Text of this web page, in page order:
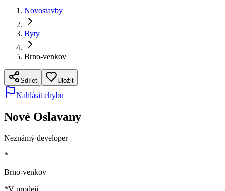
Novostavby
Byty
Brno-venkov
Sdílet Uložit
Nahlásit chybu
Nové Oslavany
Neznámý developer
*
Brno-venkov
*V prodeji